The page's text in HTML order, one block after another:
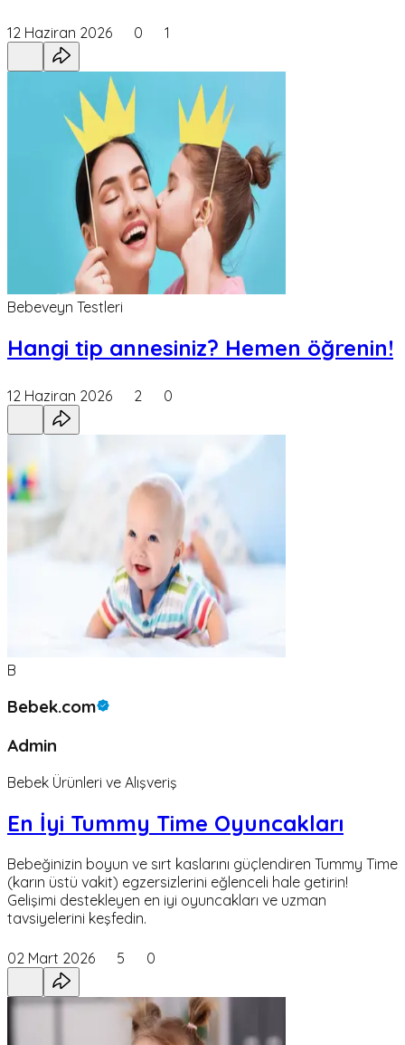
12 Haziran 2026 0 1
Bebeveyn Testleri
Hangi tip annesiniz? Hemen öğrenin!
12 Haziran 2026 2 0
B
Bebek.com
Admin
Bebek Ürünleri ve Alışveriş
En İyi Tummy Time Oyuncakları
Bebeğinizin boyun ve sırt kaslarını güçlendiren Tummy Time
(karın üstü vakit) egzersizlerini eğlenceli hale getirin!
Gelişimi destekleyen en iyi oyuncakları ve uzman
tavsiyelerini keşfedin.
02 Mart 2026 5 0